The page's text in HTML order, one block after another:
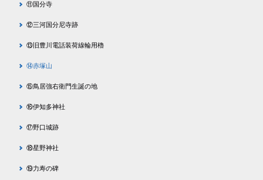
⑪国分寺
⑫三河国分尼寺跡
⑬旧豊川電話装荷線輪用櫓
⑭赤塚山
⑮鳥居強右衛門生誕の地
⑯伊知多神社
⑰野口城跡
⑱星野神社
⑲力寿の碑